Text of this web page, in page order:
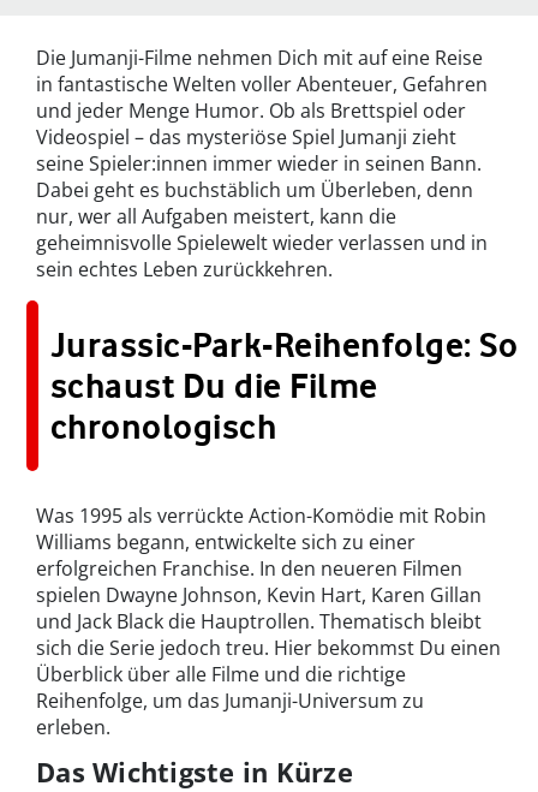
Die Jumanji-Filme nehmen Dich mit auf eine Reise
in fantastische Welten voller Abenteuer, Gefahren
und jeder Menge Humor. Ob als Brettspiel oder
Videospiel – das mysteriöse Spiel Jumanji zieht
seine Spieler:innen immer wieder in seinen Bann.
Dabei geht es buchstäblich um Überleben, denn
nur, wer all Aufgaben meistert, kann die
geheimnisvolle Spielewelt wieder verlassen und in
sein echtes Leben zurückkehren.
Jurassic-Park-Reihenfolge: So
schaust Du die Filme
chronologisch
Was 1995 als verrückte Action-Komödie mit Robin
Williams begann, entwickelte sich zu einer
erfolgreichen Franchise. In den neueren Filmen
spielen Dwayne Johnson, Kevin Hart, Karen Gillan
und Jack Black die Hauptrollen. Thematisch bleibt
sich die Serie jedoch treu. Hier bekommst Du einen
Überblick über alle Filme und die richtige
Reihenfolge, um das Jumanji-Universum zu
erleben.
Das Wichtigste in Kürze